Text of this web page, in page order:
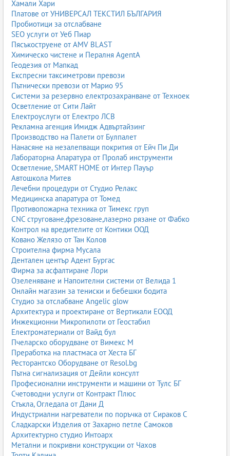
Хамали Хари
Платове от УНИВЕРСАЛ ТЕКСТИЛ БЪЛГАРИЯ
Пробиотици за отслабване
SEO услуги от Уеб Пиар
Пясъкоструене от AMV BLAST
Химическо чистене и Пералня AgentA
Геодезия от Мапкад
Експресни таксиметрови превози
Пътнически превози от Марио 95
Системи за резервно електрозахранване от Техноек
Осветление от Сити Лайт
Електроуслуги от Електро ЛСВ
Рекламна агенция Имидж Адвъртайзинг
Производство на Палети от Булпалет
Нанасяне на незалепващи покрития от Ейч Пи Ди
Лабораторна Апаратура от Пролаб инструменти
Осветление, SMART HOME от Интер Пауър
Автошкола Митев
Лечебни процедури от Студио Релакс
Медицинска апаратура от Томед
Противопожарна техника от Тимекс груп
CNC струговане,фрезоване,лазерно рязане от Фабко
Контрол на вредителите от Контики ООД
Ковано Желязо от Тан Колов
Строителна фирма Мусала
Дентален център Адент Бургас
Фирма за асфалтиране Лори
Озеленяване и Напоителни системи от Велида 1
Онлайн магазин за тениски и бебешки бодита
Студио за отслабване Angelic glow
Архитектура и проектиране от Вертикали ЕООД
Инжекционни Микропилоти от Геостабил
Електроматериали от Вайд бул
Пчеларско оборудване от Вимекс М
Преработка на пластмаса от Хеста БГ
Ресторантско Оборудване от Resol.bg
Пътна сигнализация от Дейли консулт
Професионални инструменти и машини от Тулс БГ
Счетоводни услуги от Контракт Плюс
Стъкла, Огледала от Дани Д
Индустриални нагреватели по поръчка от Сираков С
Сладкарски Изделия от Захарно петле Самоков
Архитектурно студио Интоарх
Метални и покривни конструкции от Чахов